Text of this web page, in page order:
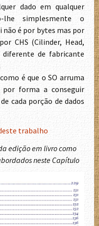
dado em qualquer
lhe simplesmente o
não é por bytes mas por
CHS (Cilinder, Head,
de fabricante
é que o SO arruma
forma a conseguir
cada porção de dados
trabalho
edição em livro como
neste Capítulo